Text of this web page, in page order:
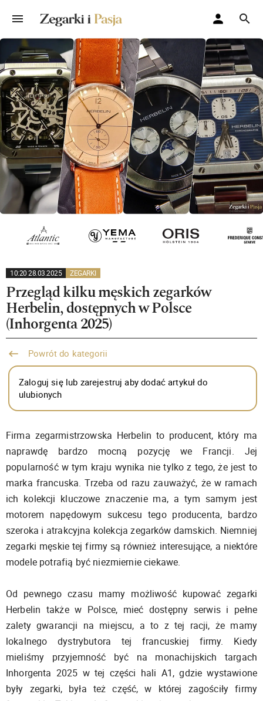
10:20 28.03.2025 ZEGARKI
Przegląd kilku męskich zegarków
Herbelin, dostępnych w Polsce
(Inhorgenta 2025)
Powrót do kategorii
Zaloguj się lub zarejestruj aby dodać artykuł do
ulubionych
Firma zegarmistrzowska Herbelin to producent, który ma
naprawdę bardzo mocną pozycję we Francji. Jej
popularność w tym kraju wynika nie tylko z tego, że jest to
marka francuska. Trzeba od razu zauważyć, że w ramach
ich kolekcji kluczowe znaczenie ma, a tym samym jest
motorem napędowym sukcesu tego producenta, bardzo
szeroka i atrakcyjna kolekcja zegarków damskich. Niemniej
zegarki męskie tej firmy są również interesujące, a niektóre
modele potrafią być niezmiernie ciekawe.
Od pewnego czasu mamy możliwość kupować zegarki
Herbelin także w Polsce, mieć dostępny serwis i pełne
zalety gwarancji na miejscu, a to z tej racji, że mamy
lokalnego dystrybutora tej francuskiej firmy. Kiedy
mieliśmy przyjemność być na monachijskich targach
Inhorgenta 2025 w tej części hali A1, gdzie wystawione
były zegarki, była też część, w której zagościły firmy